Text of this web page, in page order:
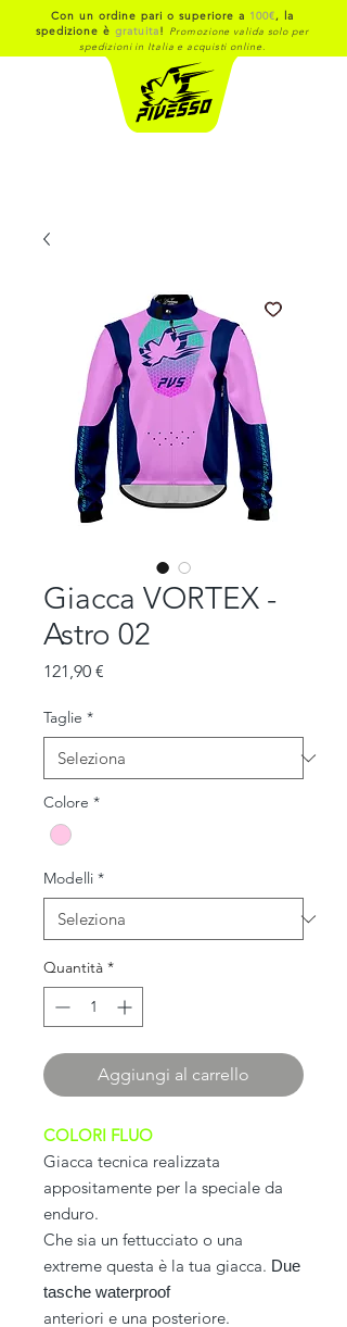
Con un ordine pari o superiore a 100€, la
spedizione ègratuita! Promozione valida solo per
spedizioni in Italia e acquisti online.
Giacca VORTEX -
Astro 02
121,90 €
Taglie *
Colore *
Modelli *
Quantità *
Aggiungi al carrello
COLORI FLUO
Giacca tecnica realizzata
appositamente per la speciale da
enduro.
Che sia un fettucciato o una
extreme questa è la tua giacca. Due
tasche waterproof
anteriori e una posteriore.